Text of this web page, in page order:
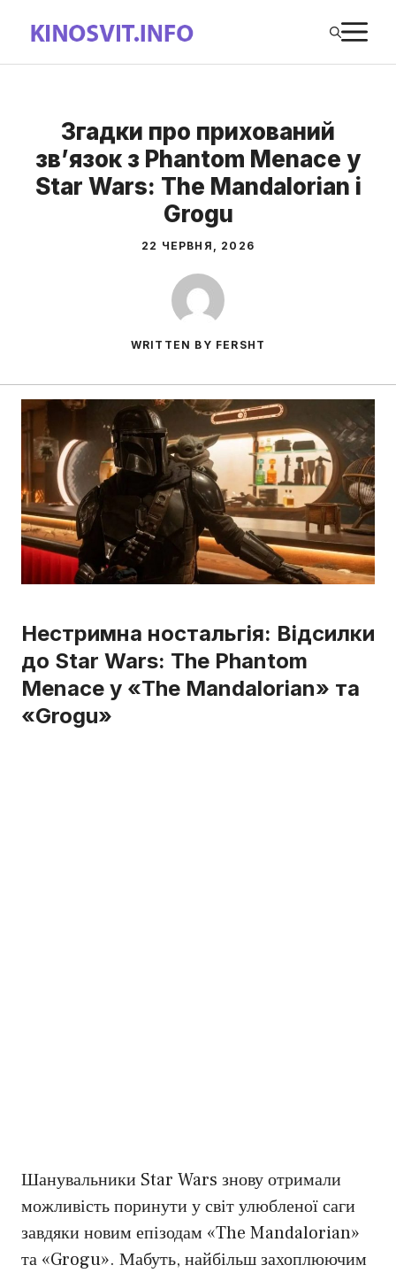
вмісту
Згадки про прихований
зв’язок з Phantom Menace у
Star Wars: The Mandalorian і
Grogu
22 ЧЕРВНЯ, 2026
WRITTEN BY FERSHT
Нестримна ностальгія: Відсилки
до Star Wars: The Phantom
Menace у «The Mandalorian» та
«Grogu»
Шанувальники Star Wars знову отримали
можливість поринути у світ улюбленої саги
завдяки новим епізодам «The Mandalorian»
та «Grogu». Мабуть, найбільш захоплюючим